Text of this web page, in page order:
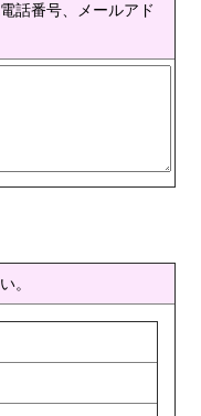
話番号、メールアド
。